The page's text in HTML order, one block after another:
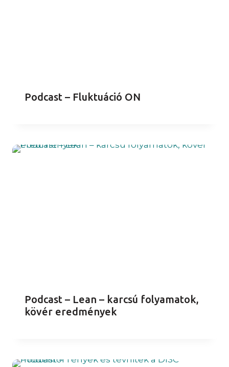
Podcast – Fluktuáció ON
Podcast – Lean – karcsú folyamatok,
kövér eredmények